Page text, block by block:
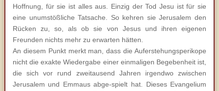
Hoffnung, für sie ist alles aus. Einzig der Tod Jesu ist für sie
eine unumstößliche Tatsache. So kehren sie Jerusalem den
Rücken zu, so, als ob sie von Jesus und ihren eigenen
Freunden nichts mehr zu erwarten hätten.
An diesem Punkt merkt man, dass die Auferstehungsperikope
nicht die exakte Wiedergabe einer einmaligen Begebenheit ist,
die sich vor rund zweitausend Jahren irgendwo zwischen
Jerusalem und Emmaus abge-spielt hat. Dieses Evangelium